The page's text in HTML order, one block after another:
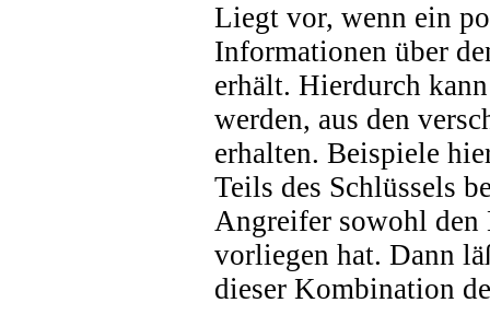
Liegt vor, wenn ein
Informationen über
erhält. Hierdurch
werden, aus den
erhalten. Beispiele
Teils des Schlüssels
Angreifer sowohl den
vorliegen hat. Dann
dieser Kombination